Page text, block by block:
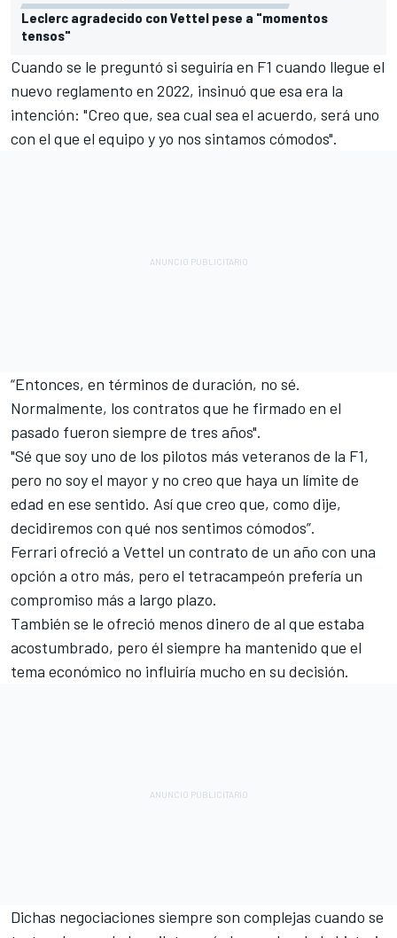
Leclerc agradecido con Vettel pese a "momentos
tensos"
Cuando se le preguntó si seguiría en F1 cuando llegue el
nuevo reglamento en 2022, insinuó que esa era la
intención: "Creo que, sea cual sea el acuerdo, será uno
con el que el equipo y yo nos sintamos cómodos".
“Entonces, en términos de duración, no sé.
Normalmente, los contratos que he firmado en el
pasado fueron siempre de tres años".
"Sé que soy uno de los pilotos más veteranos de la F1,
pero no soy el mayor y no creo que haya un límite de
edad en ese sentido. Así que creo que, como dije,
decidiremos con qué nos sentimos cómodos”.
Ferrari ofreció a Vettel un contrato de un año con una
opción a otro más, pero el tetracampeón prefería un
compromiso más a largo plazo.
También se le ofreció menos dinero de al que estaba
acostumbrado, pero él siempre ha mantenido que el
tema económico no influiría mucho en su decisión.
Dichas negociaciones siempre son complejas cuando se